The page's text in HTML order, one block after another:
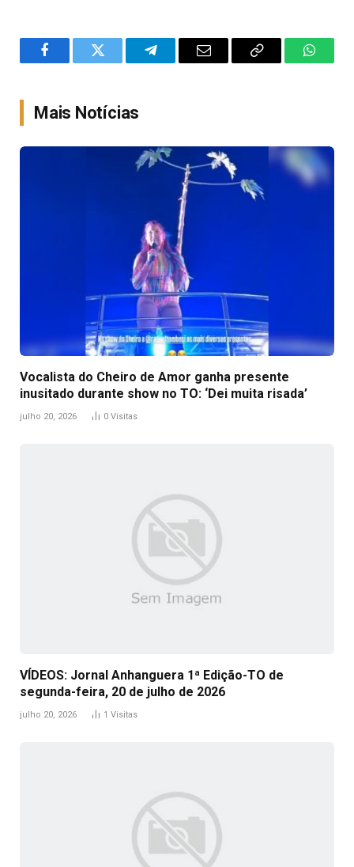
FacebookTwitter TelegramEmail
Copy
Mais Notícias
Vocalista do Cheiro de Amor ganha presente
inusitado durante show no TO: ‘Dei muita risada’
julho 20, 2026 0 Visitas
VÍDEOS: Jornal Anhanguera 1ª Edição-TO de
segunda-feira, 20 de julho de 2026
julho 20, 2026 1 Visitas